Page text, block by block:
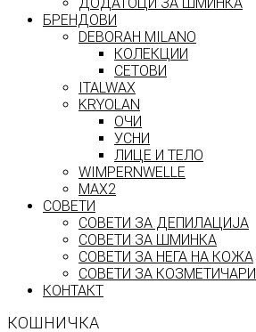
БРЕНДОВИ
DEBORAH MILANO
КОЛЕКЦИИ
СЕТОВИ
ITALWAX
KRYOLAN
ОЧИ
УСНИ
ЛИЦЕ И ТЕЛО
WIMPERNWELLE
MAX2
СОВЕТИ
СОВЕТИ ЗА ДЕПИЛАЦИЈА
СОВЕТИ ЗА ШМИНКА
СОВЕТИ ЗА НЕГА НА КОЖА
СОВЕТИ ЗА КОЗМЕТИЧАРИ
КОНТАКТ
КОШНИЧКА